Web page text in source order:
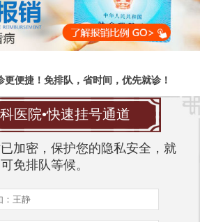
便捷！免排队，省时间，优先就诊！
医院•快速挂号通道
加密，保护您的隐私安全，就
免排队等候。